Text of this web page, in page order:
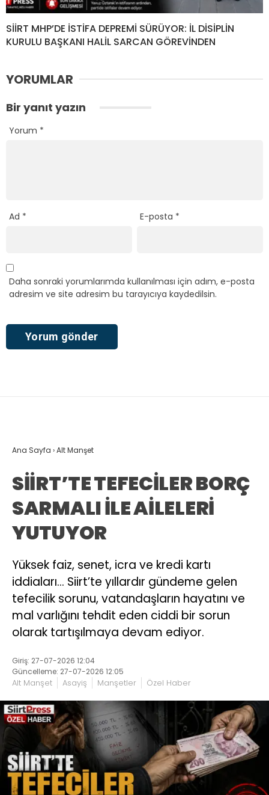
SİİRT MHP’DE İSTİFA DEPREMİ SÜRÜYOR: İL DİSİPLİN
KURULU BAŞKANI HALİL SARCAN GÖREVİNDEN
YORUMLAR
Bir yanıt yazın
Yorum *
Ad * E-posta *
Daha sonraki yorumlarımda kullanılması için adım, e-posta
adresim ve site adresim bu tarayıcıya kaydedilsin.
Ana Sayfa ›Alt Manşet
SİİRT’TE TEFECİLER BORÇ
SARMALI İLE AİLELERİ
YUTUYOR
Yüksek faiz, senet, icra ve kredi kartı
iddiaları… Siirt’te yıllardır gündeme gelen
tefecilik sorunu, vatandaşların hayatını ve
mal varlığını tehdit eden ciddi bir sorun
olarak tartışılmaya devam ediyor.
Giriş: 27-07-2026 12:04
Güncelleme: 27-07-2026 12:05
Alt Manşet Asayiş Manşetler Özel Haber